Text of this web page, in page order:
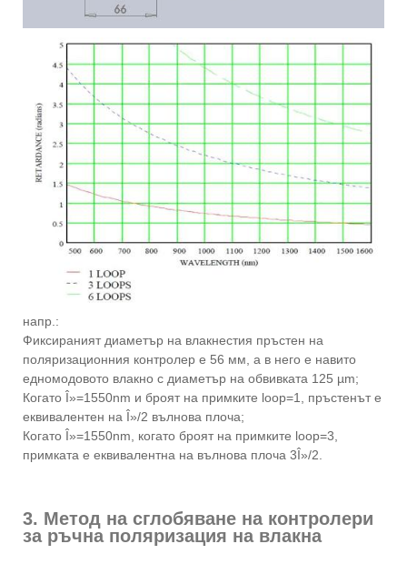
напр.:
Фиксираният диаметър на влакнестия пръстен на
поляризационния контролер е 56 мм, а в него е навито
едномодовото влакно с диаметър на обвивката 125 µm;
Когато Î»=1550nm и броят на примките loop=1, пръстенът е
еквивалентен на Î»/2 вълнова плоча;
Когато Î»=1550nm, когато броят на примките loop=3,
примката е еквивалентна на вълнова плоча 3Î»/2.
3. Метод на сглобяване на контролери
за ръчна поляризация на влакна